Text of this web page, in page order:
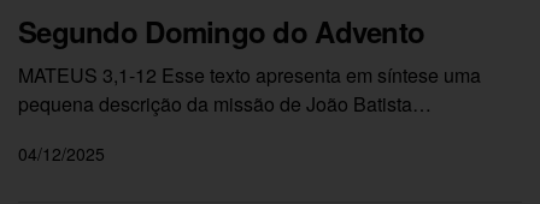
Segundo Domingo do Advento
MATEUS 3,1-12 Esse texto apresenta em síntese uma
pequena descrição da missão de João Batista…
04/12/2025